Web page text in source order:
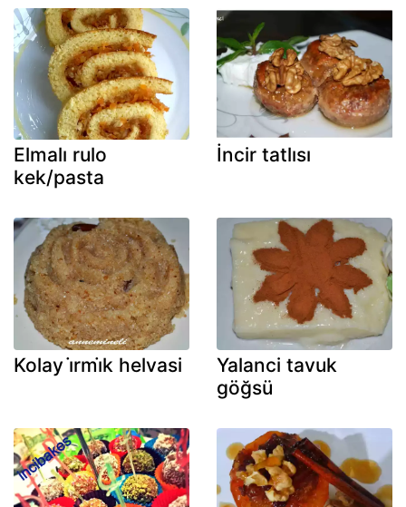
Elmalı rulo
kek/pasta
İncir tatlısı
Kolay i̇rmi̇k helvasi
Yalanci tavuk
göğsü